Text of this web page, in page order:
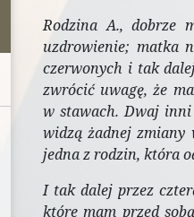
Rodzina A., dobrze
uzdrowienie; matka
czerwonych i tak
zwrócić uwagę, że
w stawach. Dwaj
widzą żadnej zmiany
jedna z rodzin, która
I tak dalej przez
które mam przed